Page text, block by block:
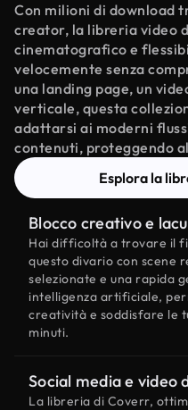
Con milioni di download
creator, la libreria video
cinematografico e
velocemente senza
una landing page, un
verticale, questa
adattarsi ai moderni
contenuti, proteggendo
Esplora la
Blocco creativo e
Hai difficoltà a trovare il
questo divario con scene
selezionate e una rapida
intelligenza artificiale,
creatività e soddisfare le
minuti.
Social media e video
La libreria di Coverr,